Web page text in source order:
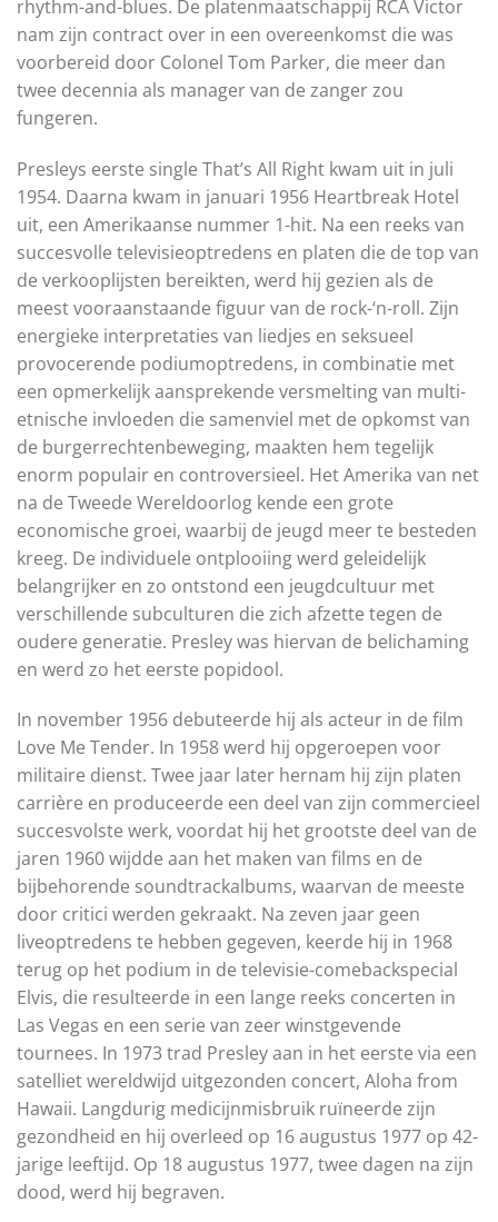
rhythm-and-blues. De platenmaatschappij RCA Victor
nam zijn contract over in een overeenkomst die was
voorbereid door Colonel Tom Parker, die meer dan
twee decennia als manager van de zanger zou
fungeren.
Presleys eerste single That’s All Right kwam uit in juli
1954. Daarna kwam in januari 1956 Heartbreak Hotel
uit, een Amerikaanse nummer 1-hit. Na een reeks van
succesvolle televisieoptredens en platen die de top van
de verkooplijsten bereikten, werd hij gezien als de
meest vooraanstaande figuur van de rock-‘n-roll. Zijn
energieke interpretaties van liedjes en seksueel
provocerende podiumoptredens, in combinatie met
een opmerkelijk aansprekende versmelting van multi-
etnische invloeden die samenviel met de opkomst van
de burgerrechtenbeweging, maakten hem tegelijk
enorm populair en controversieel. Het Amerika van net
na de Tweede Wereldoorlog kende een grote
economische groei, waarbij de jeugd meer te besteden
kreeg. De individuele ontplooiing werd geleidelijk
belangrijker en zo ontstond een jeugdcultuur met
verschillende subculturen die zich afzette tegen de
oudere generatie. Presley was hiervan de belichaming
en werd zo het eerste popidool.
In november 1956 debuteerde hij als acteur in de film
Love Me Tender. In 1958 werd hij opgeroepen voor
militaire dienst. Twee jaar later hernam hij zijn platen
carrière en produceerde een deel van zijn commercieel
succesvolste werk, voordat hij het grootste deel van de
jaren 1960 wijdde aan het maken van films en de
bijbehorende soundtrackalbums, waarvan de meeste
door critici werden gekraakt. Na zeven jaar geen
liveoptredens te hebben gegeven, keerde hij in 1968
terug op het podium in de televisie-comebackspecial
Elvis, die resulteerde in een lange reeks concerten in
Las Vegas en een serie van zeer winstgevende
tournees. In 1973 trad Presley aan in het eerste via een
satelliet wereldwijd uitgezonden concert, Aloha from
Hawaii. Langdurig medicijnmisbruik ruïneerde zijn
gezondheid en hij overleed op 16 augustus 1977 op 42-
jarige leeftijd. Op 18 augustus 1977, twee dagen na zijn
dood, werd hij begraven.